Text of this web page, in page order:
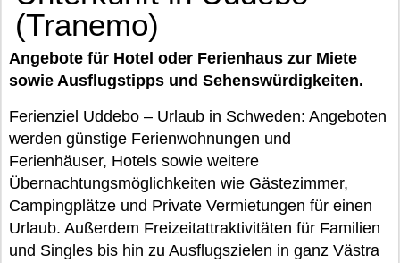
(Tranemo)
Angebote für Hotel oder Ferienhaus zur Miete
sowie Ausflugstipps und Sehenswürdigkeiten.
Ferienziel Uddebo – Urlaub in Schweden: Angeboten
werden günstige Ferienwohnungen und
Ferienhäuser, Hotels sowie weitere
Übernachtungsmöglichkeiten wie Gästezimmer,
Campingplätze und Private Vermietungen für einen
Urlaub. Außerdem Freizeitattraktivitäten für Familien
und Singles bis hin zu Ausflugszielen in ganz Västra